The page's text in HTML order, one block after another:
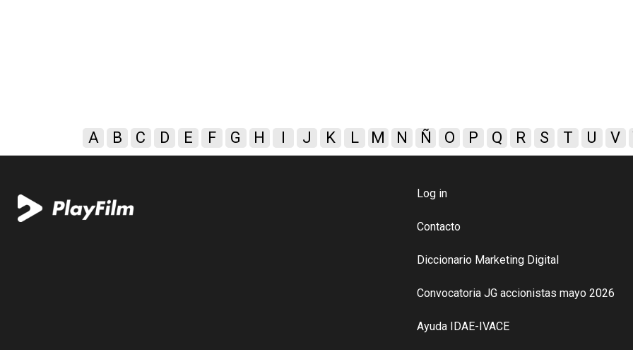
A B C D E F G H I J K L M N Ñ O P Q R S T U V
Log in
Contacto
Diccionario Marketing Digital
Convocatoria JG accionistas mayo 2026
Ayuda IDAE-IVACE